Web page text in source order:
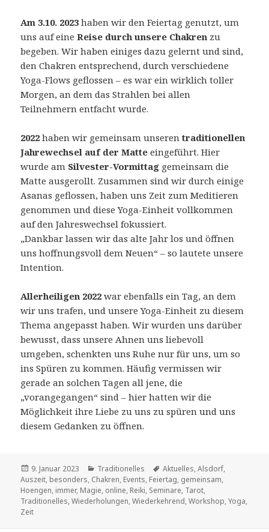
Am 3.10. 2023haben wir den Feiertag genutzt, um
uns auf eineReise durch unsere Chakren zu
begeben. Wir haben einiges dazu gelernt und sind,
den Chakren entsprechend, durch verschiedene
Yoga-Flows geflossen – es war ein wirklich toller
Morgen, an dem das Strahlen bei allen
Teilnehmern entfacht wurde.
2022 haben wir gemeinsam unseren traditionellen
Jahrewechsel auf der Matte eingeführt. Hier
wurde am Silvester-Vormittag gemeinsam die
Matte ausgerollt. Zusammen sind wir durch einige
Asanas geflossen, haben uns Zeit zum Meditieren
genommen und diese Yoga-Einheit vollkommen
auf den Jahreswechsel fokussiert.
„Dankbar lassen wir das alte Jahr los und öffnen
uns hoffnungsvoll dem Neuen“ – so lautete unsere
Intention.
Allerheiligen 2022war ebenfalls ein Tag, an dem
wir uns trafen, und unsere Yoga-Einheit zu diesem
Thema angepasst haben. Wir wurden uns darüber
bewusst, dass unsere Ahnen uns liebevoll
umgeben, schenkten uns Ruhe nur für uns, um so
ins Spüren zu kommen. Häufig vermissen wir
gerade an solchen Tagen all jene, die
„vorangegangen“ sind – hier hatten wir die
Möglichkeit ihre Liebe zu uns zu spüren und uns
diesem Gedanken zu öffnen.
Veröffentlicht
am
9. Januar 2023 Kategorien
Traditionelles Schlagwörter
Aktuelles,Alsdorf,
Auszeit, besonders, Chakren, Events, Feiertag, gemeinsam,
Hoengen, immer, Magie, online, Reiki, Seminare, Tarot,
Traditionelles,Wiederholungen,Wiederkehrend,Workshop,Yoga,
Zeit